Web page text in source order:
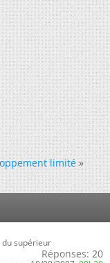
limité »
supérieur
Réponses: 20